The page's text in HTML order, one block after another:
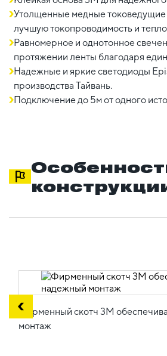
Утолщенные медные
лучшую токопроводимость и
Равномерное и однотонное
протяжении ленты благодаря
Надежные и яркие светодиоды
производства Тайвань.
Подключение до 5м от одного
Фирменный скотч 3М
монтаж